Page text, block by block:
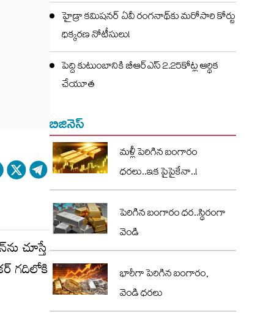
చూస్తే
గ‌దిలోకి
హైడ్రా కమిషనర్ ఏవీ రంగనాథ్‌కు మరోసారి కోర్టు
ధిక్కరణ నోటీసులు!
పెద్ది కుటుంబానికి బీఆర్ఎస్ 2.25కోట్ల ఆర్థిక
చేయూత
బిజినెస్
మళ్లీ పెరిగిన బంగారం
ధరలు..ఇక పైపైకేనా..!
పెరిగిన బంగారం ధర..స్థిరంగా
వెండి
భారీగా పెరిగిన బంగారం,
వెండి ధరలు